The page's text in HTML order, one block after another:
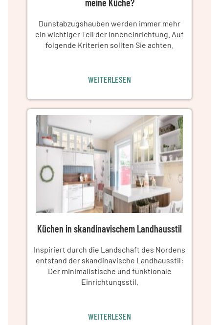
Dunstabzugshauben werden immer mehr
ein wichtiger Teil der Inneneinrichtung. Auf
folgende Kriterien sollten Sie achten.
WEITERLESEN
Küchen in skandinavischem Landhausstil
Inspiriert durch die Landschaft des Nordens
entstand der skandinavische Landhausstil:
Der minimalistische und funktionale
Einrichtungsstil.
WEITERLESEN